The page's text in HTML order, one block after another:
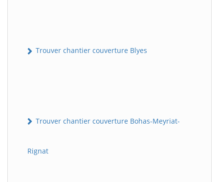
Trouver chantier couverture Blyes
Trouver chantier couverture Bohas-Meyriat-
Rignat